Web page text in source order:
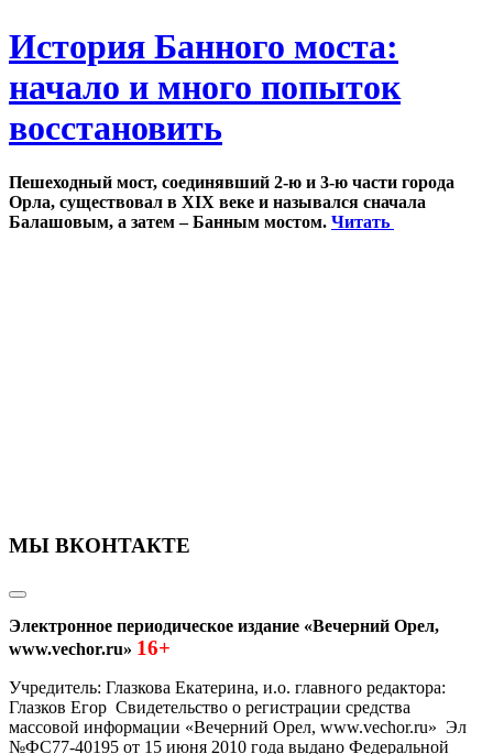
История Банного моста:
начало и много попыток
восстановить
Пешеходный мост, соединявший 2-ю и 3-ю части города
Орла, существовал в XIX веке и назывался сначала
Балашовым, а затем – Банным мостом. Читать
МЫ ВКОНТАКТЕ
Электронное периодическое издание «Вечерний Орел,
www.vechor.ru» 16+
Учредитель: Глазкова Екатерина, и.о. главного редактора:
Глазков Егор Свидетельство о регистрации средства
массовой информации «Вечерний Орел, www.vechor.ru» Эл
№ФС77-40195 от 15 июня 2010 года выдано Федеральной